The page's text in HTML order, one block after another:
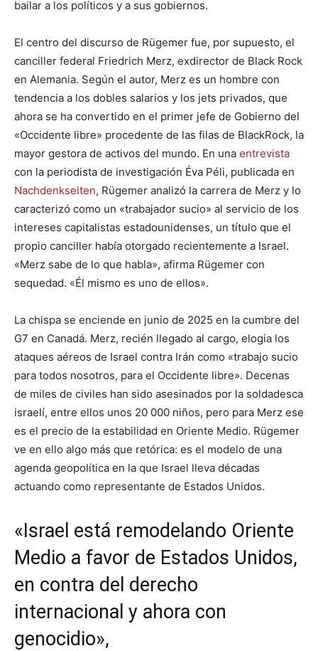
bailar a los políticos y a sus gobiernos.
El centro del discurso de Rügemer fue, por supuesto, el
canciller federal Friedrich Merz, exdirector de Black Rock
en Alemania. Según el autor, Merz es un hombre con
tendencia a los dobles salarios y los jets privados, que
ahora se ha convertido en el primer jefe de Gobierno del
«Occidente libre» procedente de las filas de BlackRock, la
mayor gestora de activos del mundo. En una entrevista
con la periodista de investigación Éva Péli, publicada en
Nachdenkseiten, Rügemer analizó la carrera de Merz y lo
caracterizó como un «trabajador sucio» al servicio de los
intereses capitalistas estadounidenses, un título que el
propio canciller había otorgado recientemente a Israel.
«Merz sabe de lo que habla», afirma Rügemer con
sequedad. «Él mismo es uno de ellos».
La chispa se enciende en junio de 2025 en la cumbre del
G7 en Canadá. Merz, recién llegado al cargo, elogia los
ataques aéreos de Israel contra Irán como «trabajo sucio
para todos nosotros, para el Occidente libre». Decenas
de miles de civiles han sido asesinados por la soldadesca
israelí, entre ellos unos 20 000 niños, pero para Merz ese
es el precio de la estabilidad en Oriente Medio. Rügemer
ve en ello algo más que retórica: es el modelo de una
agenda geopolítica en la que Israel lleva décadas
actuando como representante de Estados Unidos.
«Israel está remodelando Oriente
Medio a favor de Estados Unidos,
en contra del derecho
internacional y ahora con
genocidio»,